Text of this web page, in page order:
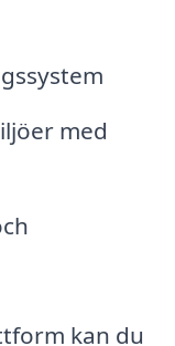
med
kan du